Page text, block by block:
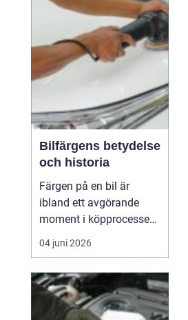
ikke stopper opp. Her k...
Bilfärgens betydelse
och historia
Färgen på en bil är
ibland ett avgörande
moment i köpprocessen,
men det handlar om mer
än bara estetik. Bilfärg
vetenskap och konst,
med en lång historia där
04 juni 2026